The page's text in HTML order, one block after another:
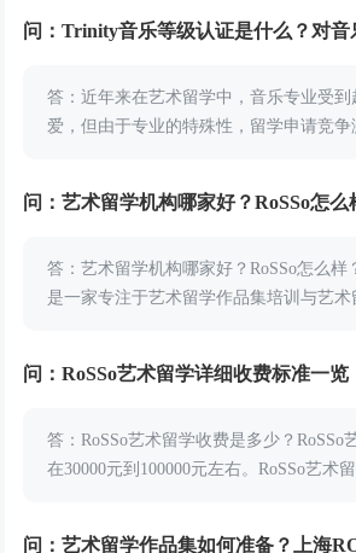
答：近年来在艺术留学中，音乐专业受到
爱，但由于专业的特殊性，留学申请竞
问：艺术留学机构哪家好？RoSSo怎么
答：艺术留学机构哪家好？RoSSo怎么样
是一家专注于艺术留学作品集培训与艺
问：RoSSo艺术留学详细收费标准一览
答：RoSSo艺术留学收费是多少？RoSSo
在30000元到100000元左右。RoSSo艺术